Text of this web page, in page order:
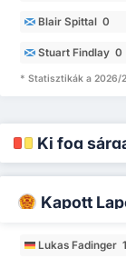
Blair Spittal 0
Stuart Findlay 0
* Statisztikák a 2026/
Ki fog
Kapott
Lukas Fadinger 1